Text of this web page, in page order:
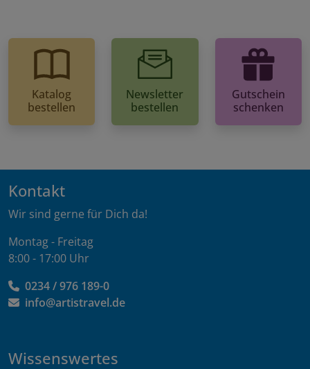
Katalog
bestellen
Newsletter
bestellen
Gutschein
schenken
Kontakt
Wir sind gerne für Dich da!
Montag - Freitag
8:00 - 17:00 Uhr
0234 / 976 189-0
info@artistravel.de
Wissenswertes